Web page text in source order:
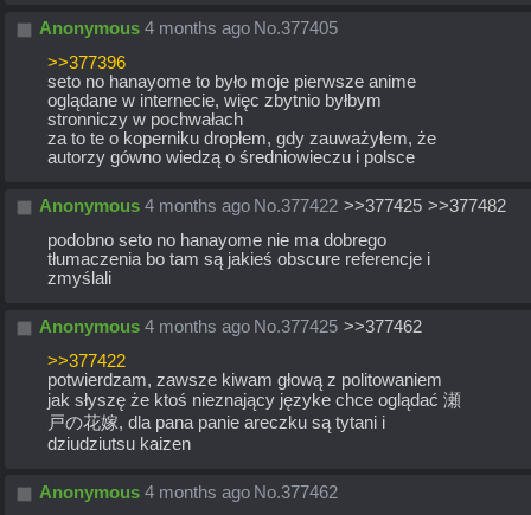
Anonymous 4 months ago No.377405
>>377396
seto no hanayome to było moje pierwsze anime
oglądane w internecie, więc zbytnio byłbym
stronniczy w pochwałach
za to te o koperniku dropłem, gdy zauważyłem, że
autorzy gówno wiedzą o średniowieczu i polsce
Anonymous 4 months ago No.377422 >>377425 >>377482
podobno seto no hanayome nie ma dobrego
tłumaczenia bo tam są jakieś obscure referencje i
zmyślali
Anonymous 4 months ago No.377425 >>377462
>>377422
potwierdzam, zawsze kiwam głową z politowaniem
jak słyszę że ktoś nieznający języke chce oglądać 瀬
戸の花嫁, dla pana panie areczku są tytani i
dziudziutsu kaizen
Anonymous 4 months ago No.377462